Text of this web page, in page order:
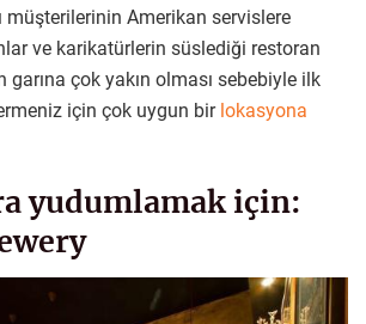
müşterilerinin Amerikan servislere
ve karikatürlerin süslediği restoran
garına çok yakın olması sebebiyle ilk
için çok uygun bir lokasyona
yudumlamak için: